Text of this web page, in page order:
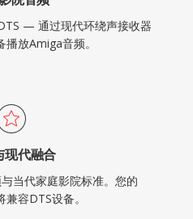
— 通过现代环绕声接收器
放Amiga音频。
现代融合
当代家庭影院标准。您的
容DTS设备。